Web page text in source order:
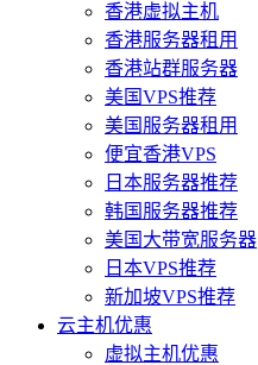
香港虚拟主机
香港服务器租用
香港站群服务器
美国VPS推荐
美国服务器租用
便宜香港VPS
日本服务器推荐
韩国服务器推荐
美国大带宽服务器
日本VPS推荐
新加坡VPS推荐
云主机优惠
虚拟主机优惠